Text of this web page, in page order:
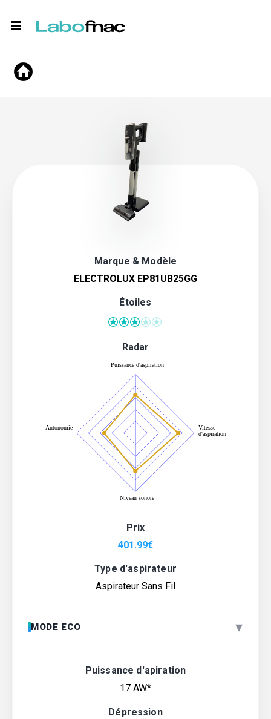
Marque & Modèle
ELECTROLUX EP81UB25GG
Étoiles
Radar
Prix
401.99€
Type d'aspirateur
Aspirateur Sans Fil
MODE ECO ▾
Puissance d'apiration
17 AW*
Dépression